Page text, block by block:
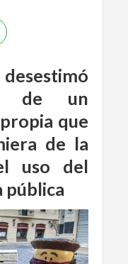
de un
que
de la
uso del
pública